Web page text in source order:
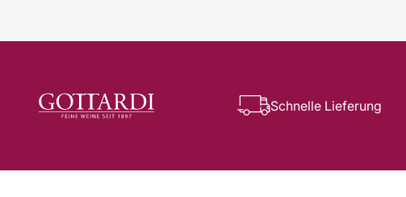
Schnelle Lieferung